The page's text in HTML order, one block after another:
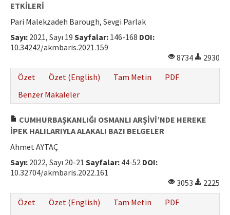
ETKİLERİ
Pari Malekzadeh Barough, Sevgi Parlak
Sayı: 2021, Sayı 19 Sayfalar: 146-168 DOI:
10.34242/akmbaris.2021.159
8734
2930
Özet
Özet (English) Tam Metin
PDF
Benzer Makaleler
CUMHURBAŞKANLIĞI OSMANLI ARŞİVİ’NDE HEREKE
İPEK HALILARIYLA ALAKALI BAZI BELGELER
Ahmet AYTAÇ
Sayı: 2022, Sayı 20-21 Sayfalar: 44-52 DOI:
10.32704/akmbaris.2022.161
3053
2225
Özet
Özet (English) Tam Metin
PDF